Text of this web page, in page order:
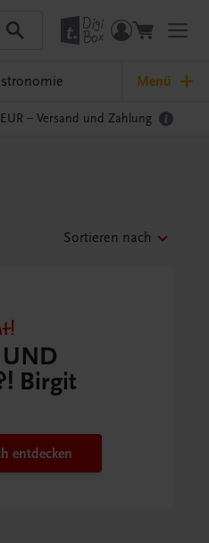
Menü
– Versand und Zahlung
Sortieren nach
Birgit
entdecken